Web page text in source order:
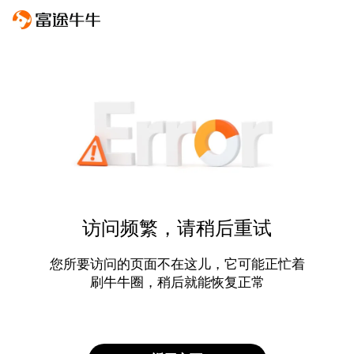
访问频繁，请稍后重试
您所要访问的页面不在这儿，它可能正忙着
刷牛牛圈，稍后就能恢复正常